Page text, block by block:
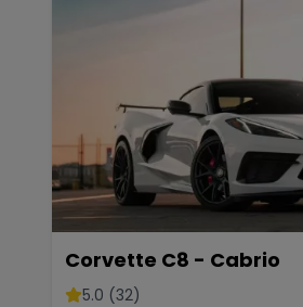
Corvette C8 - Cabrio
5.0 (32)